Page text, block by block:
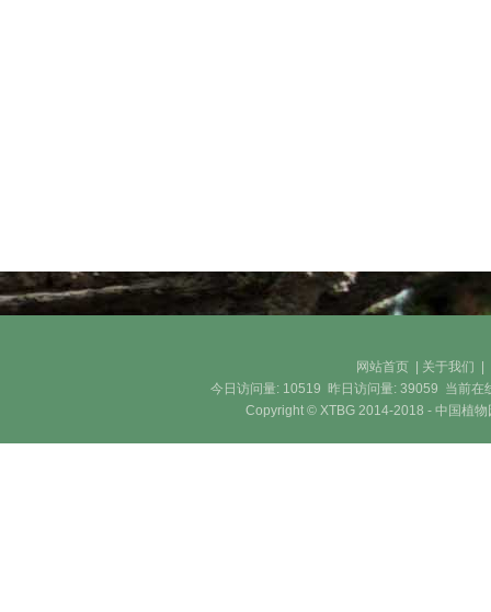
网站首页 关于我们
今日访问量: 10519 昨日访问量:39059 当前在
Copyright © XTBG 2014-2018 - 中国